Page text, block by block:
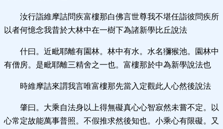
汝行詣維摩詰問疾富樓那白佛言世尊我不堪任詣彼問疾所
以者何憶念我昔於大林中在一樹下為諸新學比丘說法
什曰。近毗耶離有園林。林中有水。水名獼猴池。園林中
有僧房。是毗耶離三精舍之一也。富樓那於中為新學說法也
時維摩詰來謂我言唯富樓那先當入定觀此人心然後說法
肇曰。大乘自法身以上得無礙真心心智寂然未嘗不定。以
心常定故能萬事普照。不假推求然後知也。小乘心有限礙。又